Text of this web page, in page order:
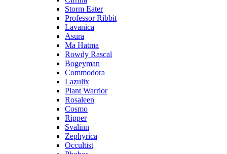
Storm Eater
Professor Ribbit
Lavanica
Asura
Ma Hatma
Rowdy Rascal
Bogeyman
Commodora
Lazulix
Plant Warrior
Rosaleen
Cosmo
Ripper
Svalinn
Zephyrica
Occultist